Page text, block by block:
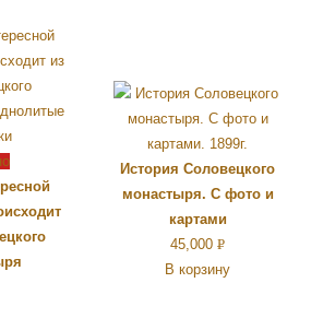
История Соловецкого
монастыря. С фото и
картами
45,000 Р
УБ.
В корзину